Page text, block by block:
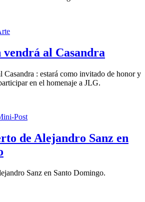
al Casandra
Casandra : estará como invitado de honor y
en el homenaje a JLG.
Post
de Alejandro Sanz en
Sanz en Santo Domingo.